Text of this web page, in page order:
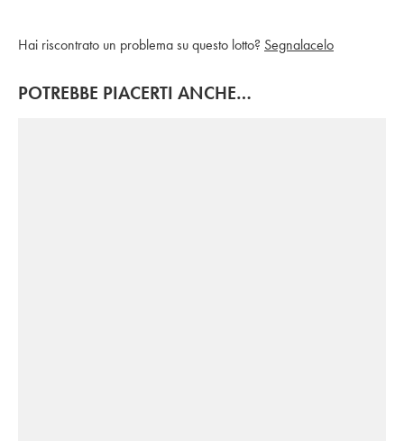
Hai riscontrato un problema su questo lotto? Segnalacelo
POTREBBE PIACERTI ANCHE…